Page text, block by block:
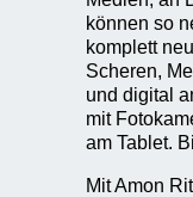
können so
komplett
Scheren,
und digital
mit
am Tablet.
Mit Amon